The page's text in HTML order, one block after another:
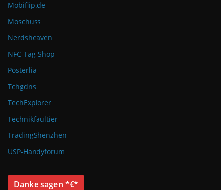
Mobiflip.de
Moschuss
Nerdsheaven
NFC-Tag-Shop
Posterlia
Tchgdns
TechExplorer
Technikfaultier
TradingShenzhen
USP-Handyforum
Danke sagen *€*